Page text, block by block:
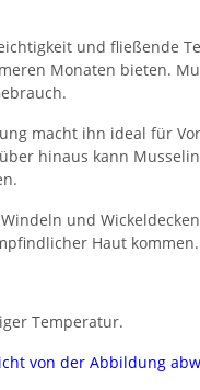
und fließende
Monaten bieten.
macht ihn ideal für
hinaus kann
und
Haut kommen.
Temperatur.
von der Abbildung